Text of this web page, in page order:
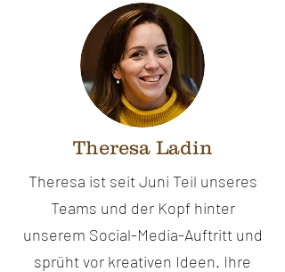
Theresa Ladin
Theresa ist seit Juni Teil unseres
Teams und der Kopf hinter
unserem Social-Media-Auftritt und
sprüht vor kreativen Ideen. Ihre